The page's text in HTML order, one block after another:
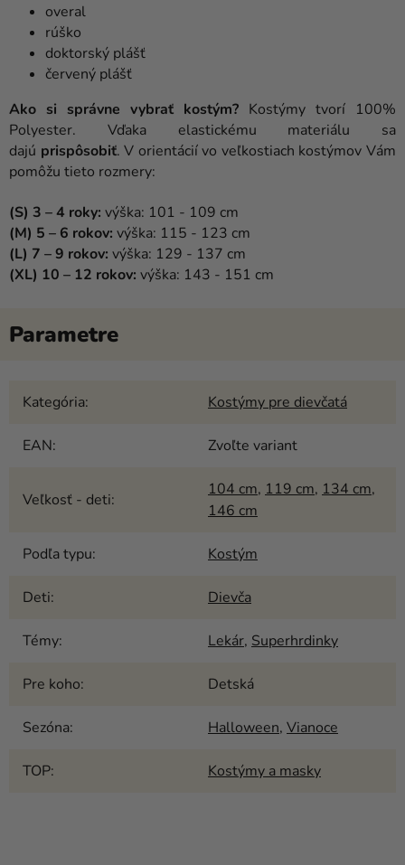
overal
rúško
doktorský plášť
červený plášť
Ako si správne vybrať kostým? Kostýmy tvorí 100%
Polyester. Vďaka elastickému materiálu sa
dajú prispôsobiť. V orientácií vo veľkostiach kostýmov Vám
pomôžu tieto rozmery:
(S) 3 – 4 roky: výška: 101 - 109 cm
(M) 5 – 6 rokov: výška: 115 - 123 cm
(L) 7 – 9 rokov: výška: 129 - 137 cm
(XL) 10 – 12 rokov: výška: 143 - 151 cm
Kategória: Kostýmy pre dievčatá
EAN: Zvoľte variant
Veľkosť - deti:
104 cm, 119 cm, 134 cm,
146 cm
Podľa typu: Kostým
Deti: Dievča
Témy: Lekár, Superhrdinky
Pre koho: Detská
Sezóna: Halloween, Vianoce
TOP: Kostýmy a masky